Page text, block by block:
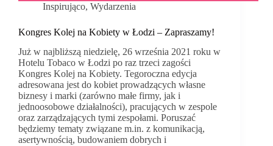
Inspirująco, Wydarzenia
Kongres Kolej na Kobiety w Łodzi – Zapraszamy!
Już w najbliższą niedzielę, 26 września 2021 roku w
Hotelu Tobaco w Łodzi po raz trzeci zagości
Kongres Kolej na Kobiety. Tegoroczna edycja
adresowana jest do kobiet prowadzących własne
biznesy i marki (zarówno małe firmy, jak i
jednoosobowe działalności), pracujących w zespole
oraz zarządzających tymi zespołami. Poruszać
będziemy tematy związane m.in. z komunikacją,
asertywnością, budowaniem dobrych i